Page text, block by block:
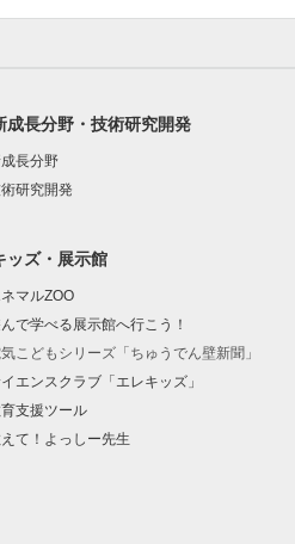
成長分野・技術研究開発
長分野
研究開発
ッズ・展示館
マルZOO
で学べる展示館へ行こう！
こどもシリーズ「ちゅうでん壁新聞」
エンスクラブ「エレキッズ」
支援ツール
て！よっしー先生